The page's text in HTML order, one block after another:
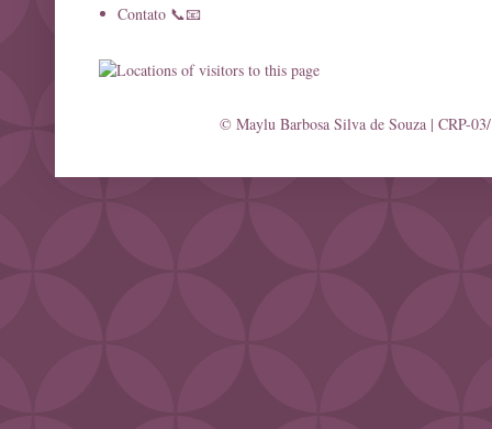
Contato 📞📧
© Maylu Barbosa Silva de Souza | CRP-